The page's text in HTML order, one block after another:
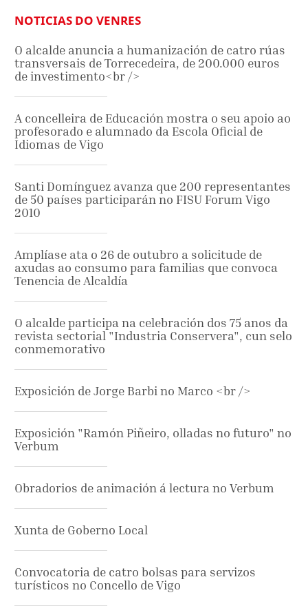
NOTICIAS DO VENRES
O alcalde anuncia a humanización de catro rúas
transversais de Torrecedeira, de 200.000 euros
de investimento<br />
A concelleira de Educación mostra o seu apoio ao
profesorado e alumnado da Escola Oficial de
Idiomas de Vigo
Santi Domínguez avanza que 200 representantes
de 50 países participarán no FISU Forum Vigo
2010
Amplíase ata o 26 de outubro a solicitude de
axudas ao consumo para familias que convoca
Tenencia de Alcaldía
O alcalde participa na celebración dos 75 anos da
revista sectorial "Industria Conservera", cun selo
conmemorativo
Exposición de Jorge Barbi no Marco <br />
Exposición "Ramón Piñeiro, olladas no futuro" no
Verbum
Obradorios de animación á lectura no Verbum
Xunta de Goberno Local
Convocatoria de catro bolsas para servizos
turísticos no Concello de Vigo